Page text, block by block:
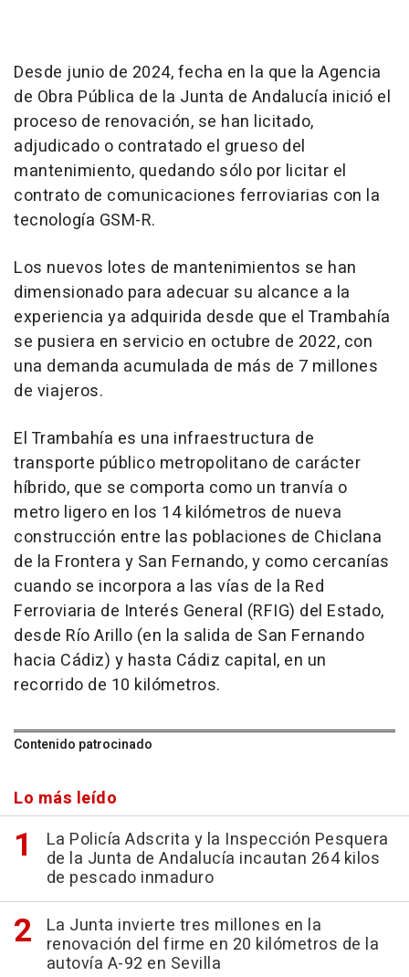
Desde junio de 2024, fecha en la que la Agencia
de Obra Pública de la Junta de Andalucía inició el
proceso de renovación, se han licitado,
adjudicado o contratado el grueso del
mantenimiento, quedando sólo por licitar el
contrato de comunicaciones ferroviarias con la
tecnología GSM-R.
Los nuevos lotes de mantenimientos se han
dimensionado para adecuar su alcance a la
experiencia ya adquirida desde que el Trambahía
se pusiera en servicio en octubre de 2022, con
una demanda acumulada de más de 7 millones
de viajeros.
El Trambahía es una infraestructura de
transporte público metropolitano de carácter
híbrido, que se comporta como un tranvía o
metro ligero en los 14 kilómetros de nueva
construcción entre las poblaciones de Chiclana
de la Frontera y San Fernando, y como cercanías
cuando se incorpora a las vías de la Red
Ferroviaria de Interés General (RFIG) del Estado,
desde Río Arillo (en la salida de San Fernando
hacia Cádiz) y hasta Cádiz capital, en un
recorrido de 10 kilómetros.
Contenido patrocinado
Lo más leído
La Policía Adscrita y la Inspección Pesquera
de la Junta de Andalucía incautan 264 kilos
de pescado inmaduro
La Junta invierte tres millones en la
renovación del firme en 20 kilómetros de la
autovía A-92 en Sevilla